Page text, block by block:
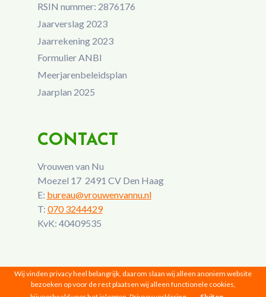
RSIN nummer: 2876176
Jaarverslag 2023
Jaarrekening 2023
Formulier ANBI
Meerjarenbeleidsplan
Jaarplan 2025
CONTACT
Vrouwen van Nu
Moezel 17 2491 CV Den Haag
E: bureau@vrouwenvannu.nl
T: 070 3244429
KvK: 40409535
Wij vinden privacy heel belangrijk, daarom slaan wij alleen anoniem website
bezoeken op voor de rest plaatsen wij alleen functionele cookies,